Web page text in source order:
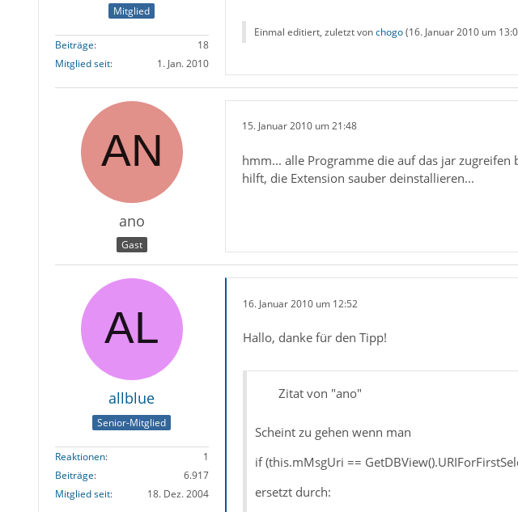
Mitglied
Beiträge
18
Mitglied seit
1. Jan. 2010
Einmal editiert, zuletzt vonchogo(16. Januar 2010 um
ano
Gast
15. Januar 2010 um 21:48
hmm... alle Programme die auf das jar zugreifen
hilft, die Extension sauber deinstallieren...
allblue
Senior-Mitglied
Reaktionen
1
Beiträge
6.917
Mitglied seit
18. Dez. 2004
16. Januar 2010 um 12:52
Hallo, danke für den Tipp!
Zitat von "ano"
Scheint zu gehen wenn man
if (this.mMsgUri ==
ersetzt durch: